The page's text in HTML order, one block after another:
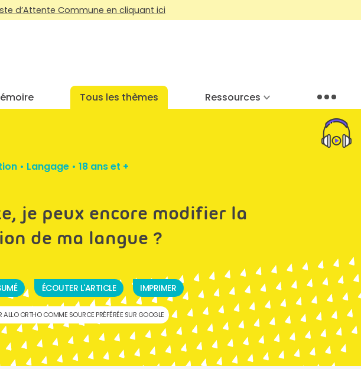
d’Attente Commune en cliquant ici
Tous les thèmes Ressources Menu
• Langage• 18 ans et +
je peux encore modifier la
de ma langue ?
ÉCOUTER L'ARTICLE IMPRIMER
ALLO ORTHO COMME SOURCE PRÉFÉRÉE SUR GOOGLE